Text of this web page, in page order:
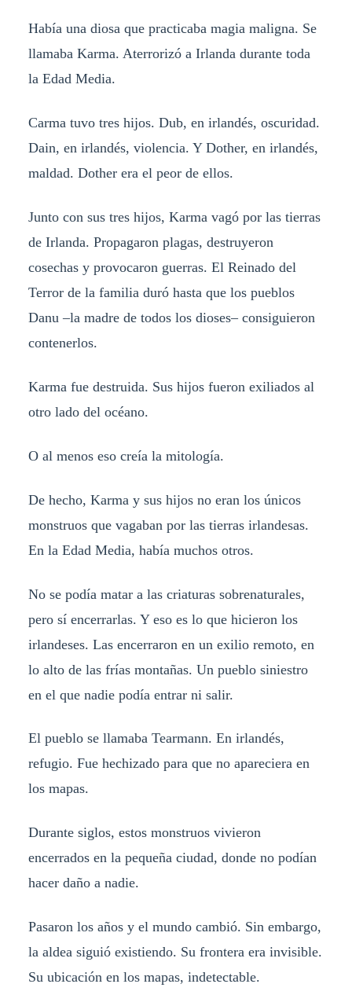
Había una diosa que practicaba magia maligna. Se
llamaba Karma. Aterrorizó a Irlanda durante toda
la Edad Media.
Carma tuvo tres hijos. Dub, en irlandés, oscuridad.
Dain, en irlandés, violencia. Y Dother, en irlandés,
maldad. Dother era el peor de ellos.
Junto con sus tres hijos, Karma vagó por las tierras
de Irlanda. Propagaron plagas, destruyeron
cosechas y provocaron guerras. El Reinado del
Terror de la familia duró hasta que los pueblos
Danu –la madre de todos los dioses– consiguieron
contenerlos.
Karma fue destruida. Sus hijos fueron exiliados al
otro lado del océano.
O al menos eso creía la mitología.
De hecho, Karma y sus hijos no eran los únicos
monstruos que vagaban por las tierras irlandesas.
En la Edad Media, había muchos otros.
No se podía matar a las criaturas sobrenaturales,
pero sí encerrarlas. Y eso es lo que hicieron los
irlandeses. Las encerraron en un exilio remoto, en
lo alto de las frías montañas. Un pueblo siniestro
en el que nadie podía entrar ni salir.
El pueblo se llamaba Tearmann. En irlandés,
refugio. Fue hechizado para que no apareciera en
los mapas.
Durante siglos, estos monstruos vivieron
encerrados en la pequeña ciudad, donde no podían
hacer daño a nadie.
Pasaron los años y el mundo cambió. Sin embargo,
la aldea siguió existiendo. Su frontera era invisible.
Su ubicación en los mapas, indetectable.